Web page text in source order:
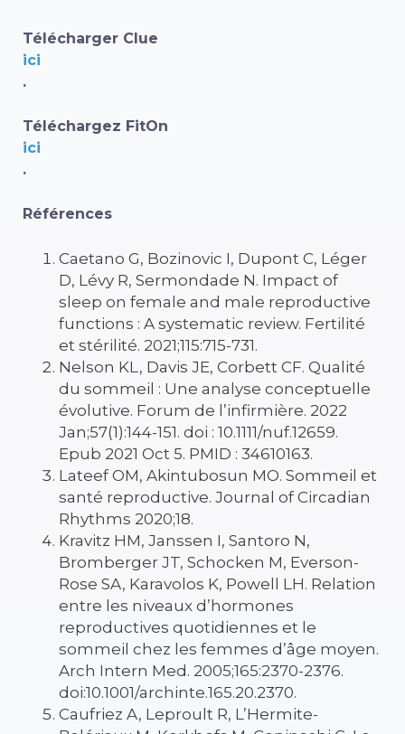
Télécharger Clue
ici
.
Téléchargez FitOn
ici
.
Références
Caetano G, Bozinovic I, Dupont C, Léger
D, Lévy R, Sermondade N. Impact of
sleep on female and male reproductive
functions : A systematic review. Fertilité
et stérilité. 2021;115:715-731.
Nelson KL, Davis JE, Corbett CF. Qualité
du sommeil : Une analyse conceptuelle
évolutive. Forum de l’infirmière. 2022
Jan;57(1):144-151. doi : 10.1111/nuf.12659.
Epub 2021 Oct 5. PMID : 34610163.
Lateef OM, Akintubosun MO. Sommeil et
santé reproductive. Journal of Circadian
Rhythms 2020;18.
Kravitz HM, Janssen I, Santoro N,
Bromberger JT, Schocken M, Everson-
Rose SA, Karavolos K, Powell LH. Relation
entre les niveaux d’hormones
reproductives quotidiennes et le
sommeil chez les femmes d’âge moyen.
Arch Intern Med. 2005;165:2370-2376.
doi:10.1001/archinte.165.20.2370.
Caufriez A, Leproult R, L’Hermite-